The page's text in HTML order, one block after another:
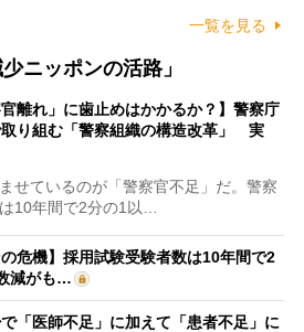
一覧を見る
ニッポンの活路」
官離れ」に歯止めはかかるか？】警察庁
り組む「警察組織の構造改革」 実
せているのが「警察官不足」だ。警察
10年間で2分の1以…
の危機】採用試験受験者数は10年間で2
減がも…
で「医師不足」に加えて「患者不足」に